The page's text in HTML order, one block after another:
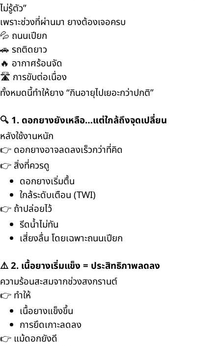
ไม่รู้ตัว”
เพราะช่วงที่ผ่านมา ยางต้องเจอครบ
💦 ถนนเปียก
🚗 รถติดยาว
🔥 อากาศร้อนจัด
🛣️ การขับต่อเนื่อง
ทั้งหมดนี้ทำให้ยาง “กินอายุไปเยอะกว่าปกติ”
🔍 1. ดอกยางยังเหลือ…แต่ใกล้ถึงจุดเปลี่ยน
หลังใช้งานหนัก
👉 ดอกยางอาจลดลงเร็วกว่าที่คิด
👉 สิ่งที่ควรดู
ดอกยางเริ่มตื้น
ใกล้ระดับเตือน (TWI)
👉 ถ้าปล่อยไว้
รีดน้ำไม่ทัน
เสี่ยงลื่น โดยเฉพาะถนนเปียก
⚠️ 2. เนื้อยางเริ่มแข็ง = ประสิทธิภาพลดลง
ความร้อนสะสมจากช่วงสงกรานต์
👉 ทำให้
เนื้อยางแข็งขึ้น
การยึดเกาะลดลง
👉 แม้ดอกยังดี